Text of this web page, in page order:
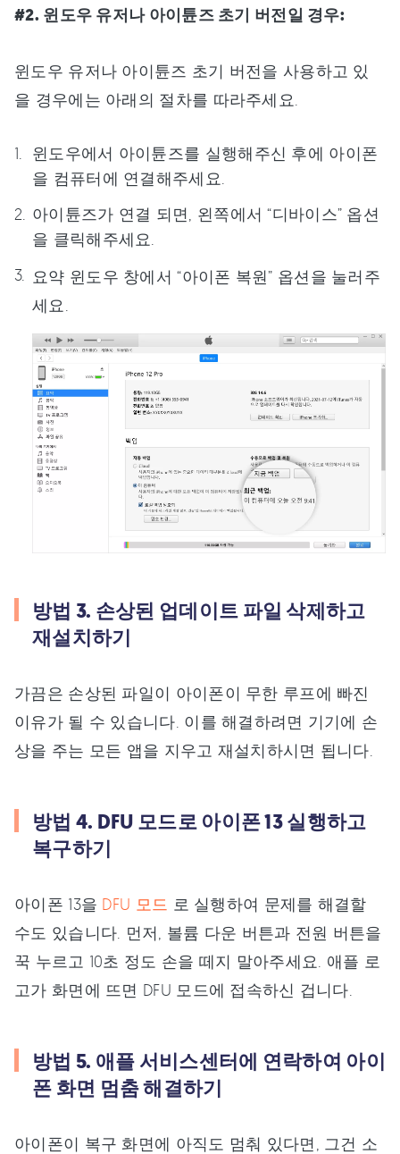
#2. 윈도우 유저나 아이튠즈 초기 버전일 경우:
윈도우 유저나 아이튠즈 초기 버전을 사용하고 있
을 경우에는 아래의 절차를 따라주세요.
윈도우에서 아이튠즈를 실행해주신 후에 아이폰
을 컴퓨터에 연결해주세요.
아이튠즈가 연결 되면, 왼쪽에서 “디바이스” 옵션
을 클릭해주세요.
요약 윈도우 창에서 “아이폰 복원” 옵션을 눌러주
세요.
방법 3. 손상된 업데이트 파일 삭제하고
재설치하기
가끔은 손상된 파일이 아이폰이 무한 루프에 빠진
이유가 될 수 있습니다. 이를 해결하려면 기기에 손
상을 주는 모든 앱을 지우고 재설치하시면 됩니다.
방법 4. DFU 모드로 아이폰 13 실행하고
복구하기
아이폰 13을 DFU 모드 로 실행하여 문제를 해결할
수도 있습니다. 먼저, 볼륨 다운 버튼과 전원 버튼을
꾹 누르고 10초 정도 손을 떼지 말아주세요. 애플 로
고가 화면에 뜨면 DFU 모드에 접속하신 겁니다.
방법 5. 애플 서비스센터에 연락하여 아이
폰 화면 멈춤 해결하기
아이폰이 복구 화면에 아직도 멈춰 있다면, 그건 소